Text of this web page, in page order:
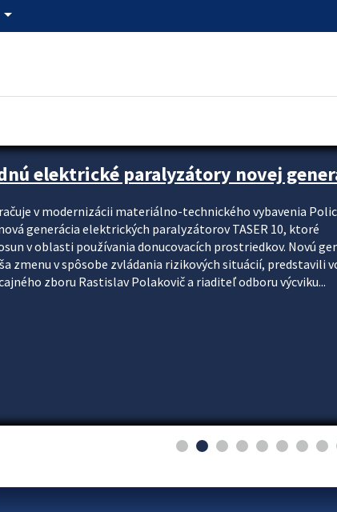
arrow_drop_down
elektrické paralyzátory novej
v modernizácii materiálno-technického vybavenia
generácia elektrických paralyzátorov TASER 10, ktoré
v oblasti používania donucovacích prostriedkov. Novú
zmenu v spôsobe zvládania rizikových situácií, predstavili
zboru Rastislav Polakovič a riaditeľ odboru výcviku...